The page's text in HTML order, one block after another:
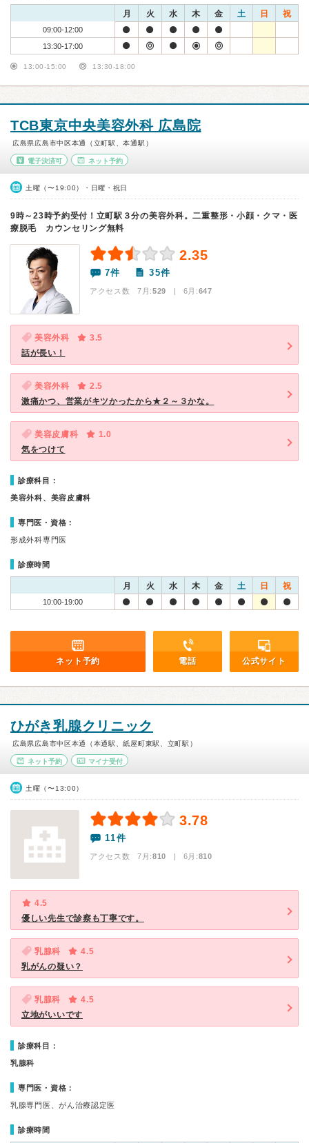
月 火 水 木 金 土 日 祝
09:00-12:00
13:30-17:00
13:00-15:00 13:30-18:00
TCB東京中央美容外科 広島院
広島県広島市中区本通（立町駅、本通駅）
電子決済可 ネット予約
土曜（〜19:00）・日曜・祝日
9時～23時予約受付！立町駅３分の美容外科。二重整形・小顔・クマ・医
療脱毛 カウンセリング無料
2.35
7件 35件
アクセス数 7月:529 | 6月:647
美容外科
3.5
話が長い！
美容外科
2.5
激痛かつ、営業がキツかったから★２～３かな。
美容皮膚科
1.0
気をつけて
診療科目：
美容外科、美容皮膚科
専門医・資格：
形成外科専門医
診療時間
月 火 水 木 金 土 日 祝
10:00-19:00
ネット予約 電話 公式サイト
ひがき乳腺クリニック
広島県広島市中区本通（本通駅、紙屋町東駅、立町駅）
ネット予約 マイナ受付
土曜（〜13:00）
3.78
11件
アクセス数 7月:810 | 6月:810
4.5
優しい先生で診察も丁寧です。
乳腺科
4.5
乳がんの疑い？
乳腺科
4.5
立地がいいです
診療科目：
乳腺科
専門医・資格：
乳腺専門医、がん治療認定医
診療時間